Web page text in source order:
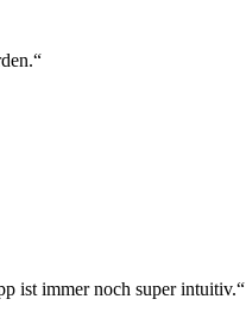
ist immer noch super intuitiv.“